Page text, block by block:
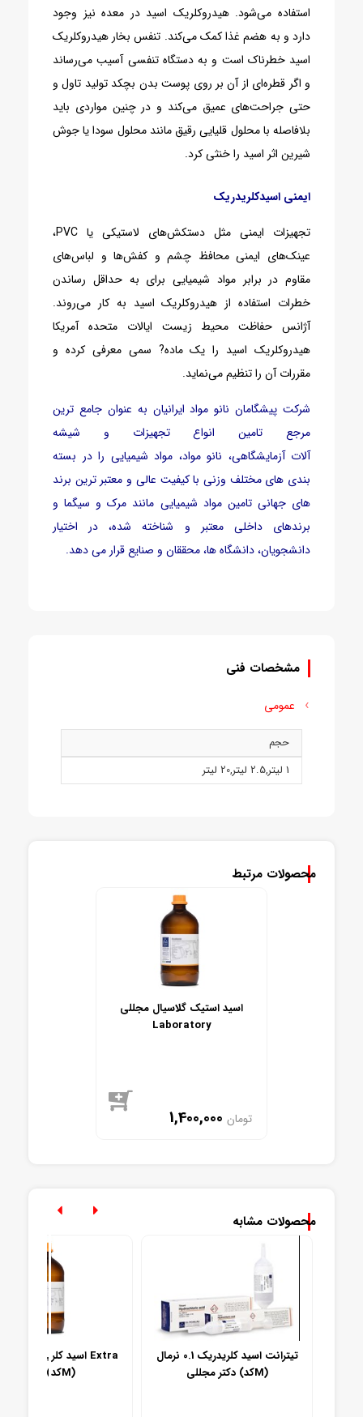
استفاده می‌شود. هیدروکلریک اسید در معده نیز وجود
دارد و به هضم غذا کمک می‌کند. تنفس بخار هیدروکلریک
اسید خطرناک است و به دستگاه تنفسی آسیب می‌رساند
و اگر قطره‌ای از آن بر روی پوست بدن بچکد تولید تاول و
حتی جراحت‌های عمیق می‌کند و در چنین مواردی باید
بلافاصله با محلول قلیایی رقیق مانند محلول سودا یا جوش
شیرین اثر اسید را خنثی کرد.
ایمنی اسیدکلریدریک
تجهیزات ایمنی مثل دستکش‌های لاستیکی یا PVC،
عینک‌های ایمنی محافظ چشم و کفش‌ها و لباس‌های
مقاوم در برابر مواد شیمیایی برای به حداقل رساندن
خطرات استفاده از هیدروکلریک اسید به کار می‌روند.
آژانس حفاظت محیط زیست ایالات متحده آمریکا
هیدروکلریک اسید را یک ماده? سمی معرفی کرده و
مقررات آن را تنظیم می‌نماید.
شرکت پیشگامان نانو مواد ایرانیان به عنوان جامع ترین
مرجع تامین انواع تجهیزات و شیشه
آلات آزمایشگاهی، نانو مواد، مواد شیمیایی را در بسته
بندی های مختلف وزنی با کیفیت عالی و معتبر ترین برند
های جهانی تامین مواد شیمیایی مانند مرک و سیگما و
برندهای داخلی معتبر و شناخته شده، در اختیار
دانشجویان، دانشگاه ها، محققان و صنایع قرار می دهد.
مشخصات فنی
عمومی
حجم
1 ليتر
,2.5 ليتر ,20 ليتر
محصولات مرتبط
اسید استیک گلاسیال مجللی
Laboratory
1,400,000 تومان
محصولات مشابه
تیترانت اسید کلریدریک 0.1 نرمال
دکتر مجللی (کدM)
Pure (کدM)